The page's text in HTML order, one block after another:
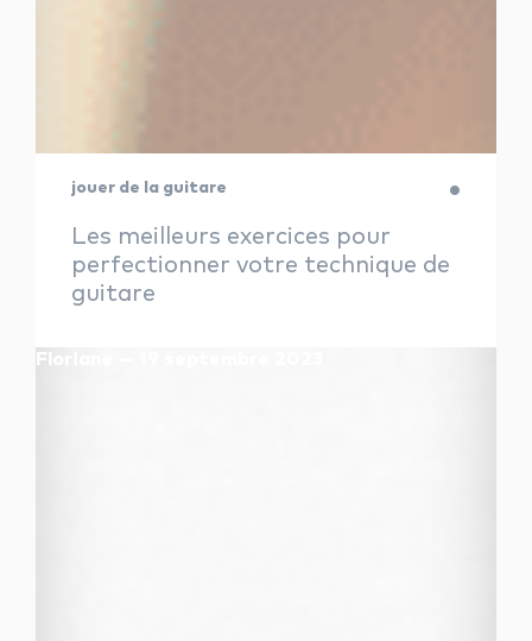
jouer de la guitare
Les meilleurs exercices pour
perfectionner votre technique de
guitare
Floriane — 19 septembre 2023